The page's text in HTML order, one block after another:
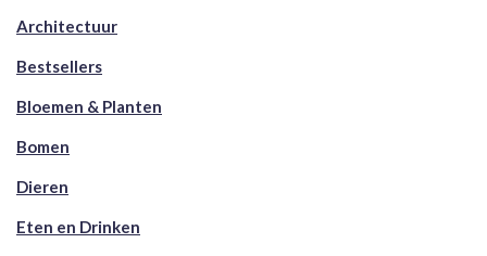
Architectuur
Bestsellers
Bloemen & Planten
Bomen
Dieren
Eten en Drinken